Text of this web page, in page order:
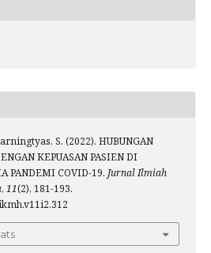
S. (2022). HUBUNGAN
KEPUASAN PASIEN DI
PANDEMI COVID-19. Jurnal Ilmiah
, 11(2), 181-193.